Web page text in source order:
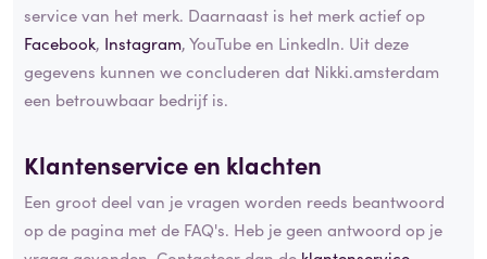
service van het merk. Daarnaast is het merk actief op
Facebook, Instagram, YouTube en LinkedIn. Uit deze
gegevens kunnen we concluderen dat Nikki.amsterdam
een betrouwbaar bedrijf is.
Klantenservice en klachten
Een groot deel van je vragen worden reeds beantwoord
op de pagina met de FAQ's. Heb je geen antwoord op je